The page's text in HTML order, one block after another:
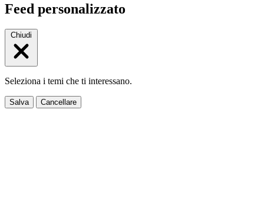
Feed personalizzato
Chiudi
Seleziona i temi che ti interessano.
Salva Cancellare